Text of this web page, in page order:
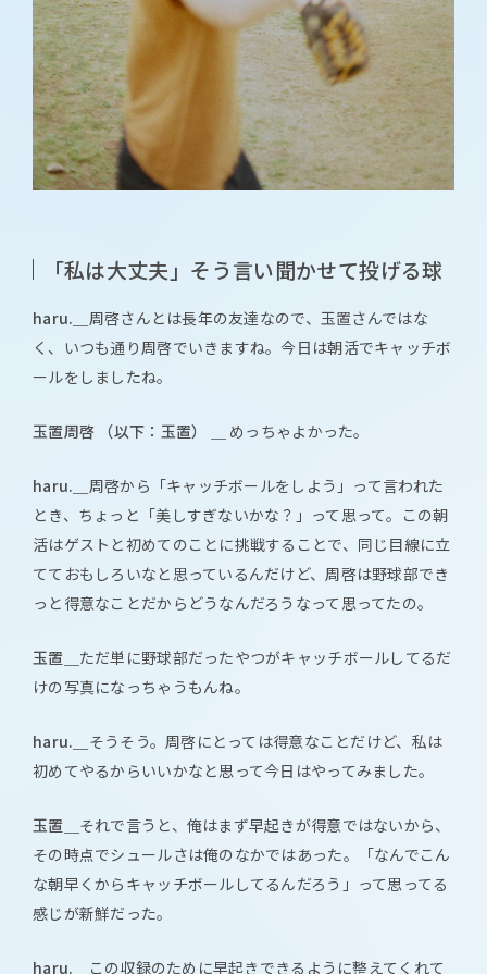
「私は大丈夫」そう言い聞かせて投げる球
haru.＿ 周啓さんとは長年の友達なので、玉置さんではな
く、いつも通り周啓でいきますね。今日は朝活でキャッチボ
ールをしましたね。
玉置周啓 （以下：玉置） ＿ めっちゃよかった。
haru.＿ 周啓から「キャッチボールをしよう」って言われた
とき、ちょっと「美しすぎないかな？」って思って。この朝
活はゲストと初めてのことに挑戦することで、同じ目線に立
てておもしろいなと思っているんだけど、周啓は野球部でき
っと得意なことだからどうなんだろうなって思ってたの。
玉置＿ ただ単に野球部だったやつがキャッチボールしてるだ
けの写真になっちゃうもんね。
haru.＿ そうそう。周啓にとっては得意なことだけど、私は
初めてやるからいいかなと思って今日はやってみました。
玉置＿ それで言うと、俺はまず早起きが得意ではないから、
その時点でシュールさは俺のなかではあった。「なんでこん
な朝早くからキャッチボールしてるんだろう」って思ってる
感じが新鮮だった。
haru.＿ この収録のために早起きできるように整えてくれて